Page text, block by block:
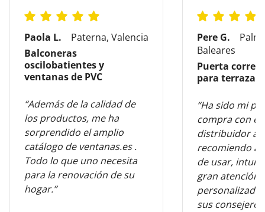
Paola L.
Paterna, Valencia
Balconeras
oscilobatientes y
ventanas de PVC
“Además de la calidad de
los productos, me ha
sorprendido el amplio
catálogo de ventanas.es .
Todo lo que uno necesita
para la renovación de su
hogar.”
Pere G.
Baleares
Puerta
para terraza
“Ha sido mi
compra con
distribuidor
recomiendo al
de usar,
gran atención
personalizada
sus